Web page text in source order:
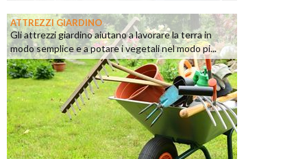
ATTREZZI GIARDINO
Gli attrezzi giardino aiutano a lavorare la terra in
modo semplice e a potare i vegetali nel modo pi...